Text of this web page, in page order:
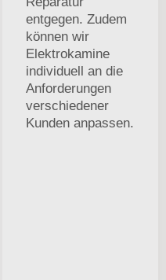
entgegen. Zudem
können wir
Elektrokamine
individuell an die
Anforderungen
verschiedener
Kunden anpassen.